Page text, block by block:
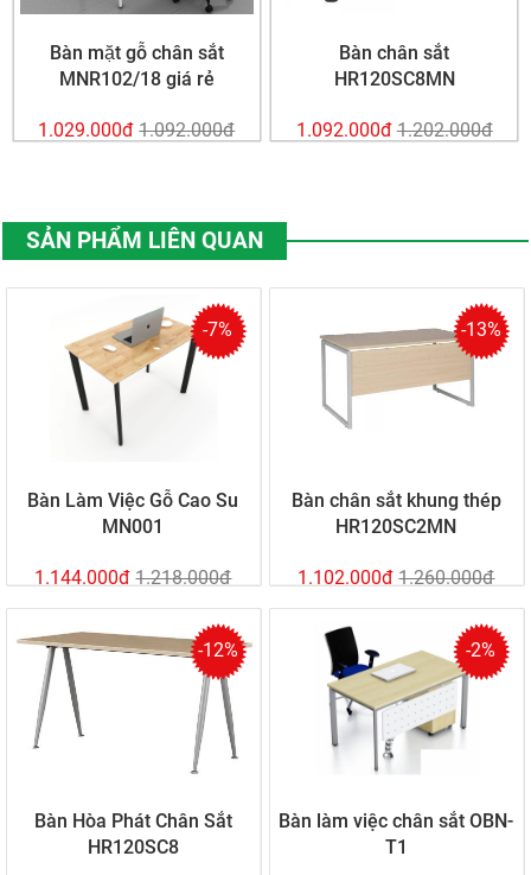
Bàn mặt gỗ chân sắt
MNR102/18 giá rẻ
1.029.000đ 1.092.000đ
Bàn chân sắt
HR120SC8MN
1.092.000đ 1.202.000đ
SẢN PHẨM LIÊN QUAN
-7%
Bàn Làm Việc Gỗ Cao Su
MN001
1.144.000đ 1.218.000đ
-13%
Bàn chân sắt khung thép
HR120SC2MN
1.102.000đ 1.260.000đ
-12%
Bàn Hòa Phát Chân Sắt
HR120SC8
-2%
Bàn làm việc chân sắt OBN-
T1